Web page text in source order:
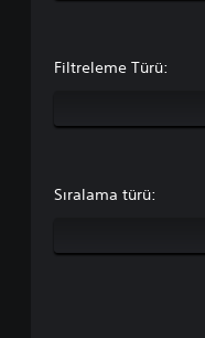
Filtreleme Türü:
Sıralama türü: